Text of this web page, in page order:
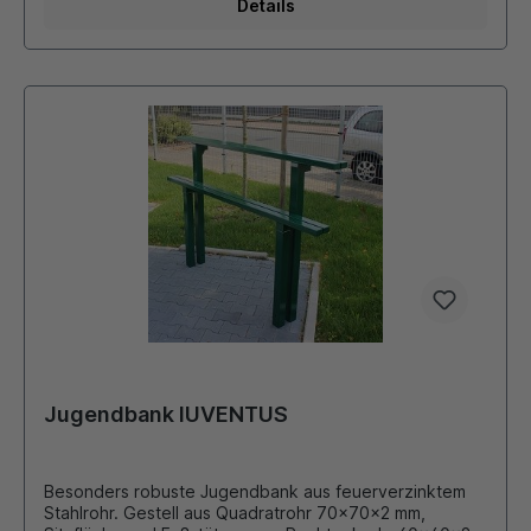
Gegen Aupfreis auch als Seniorenbank mit erhöhter
Details
Jugendbank IUVENTUS
Besonders robuste Jugendbank aus feuerverzinktem
Stahlrohr. Gestell aus Quadratrohr 70x70x2 mm,